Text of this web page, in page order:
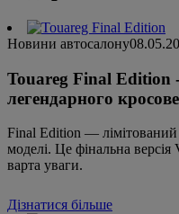
Новини автосалону
Touareg Final Edition -
легендарного
Final Edition — лімітований
моделі. Це фінальна версія
варта уваги.
Дізнатися більше